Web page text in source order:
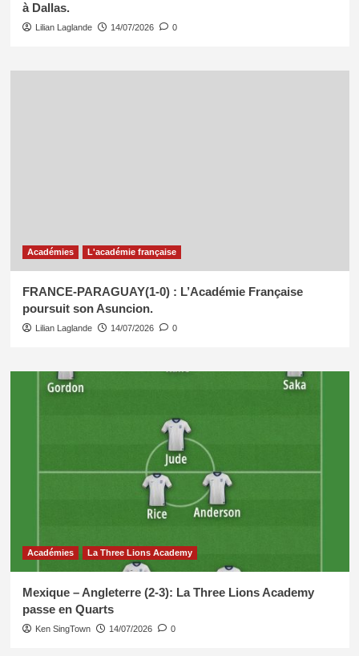
à Dallas.
Lilian Laglande 14/07/2026 0
Académies L'académie française
FRANCE-PARAGUAY(1-0) : L’Académie Française
poursuit son Asuncion.
Lilian Laglande 14/07/2026 0
Académies La Three Lions Academy
Mexique – Angleterre (2-3): La Three Lions Academy
passe en Quarts
Ken SingTown 14/07/2026 0